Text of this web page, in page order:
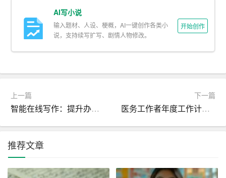
三、写作助手的优势
1. 高效快捷：写作助手可以在短时间内生成高质量的文
时查阅和引用各类素材，为自己的文章增色添彩。
4. 个性化定制：写作助手可以根据用户的需求和兴趣，推
荐一些热门话题和关键词，帮助用户找到合适的写作方
AI写小说
输入题材、人设、梗概，AI一键创作各类小
说，支持续写扩写、剧情人物修改。
开始创作
上一篇
智能在线写作：提升办公效率的全新体验
下一篇
医务工作者年度工作计划范例参考_工作者工作计划
推荐文章